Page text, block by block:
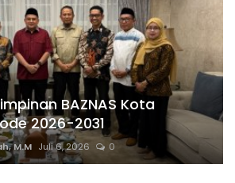
BAZNAS Kota
2026-2031
M.M Juli 6, 2026 0